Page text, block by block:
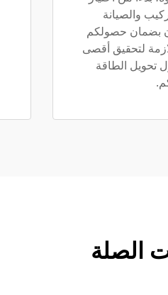
والصيانة
بضمان حصولكم
لتحقيق أقصى
تحويل الطاقة
الصلة